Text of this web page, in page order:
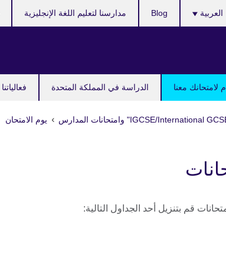
لامتحانك معنا الدراسة في المملكة المتحدة فعالياتنا
العربية Blog مدارسنا لتعليم اللغة الإنجليزية
يوم الامتحان
قم بتنزيل أحد الجداول التالية: